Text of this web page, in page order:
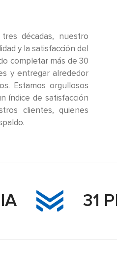
décadas, nuestro
y la satisfacción del
completar más de 30
y entregar alrededor
Estamos orgullosos
índice de satisfacción
clientes, quienes
31